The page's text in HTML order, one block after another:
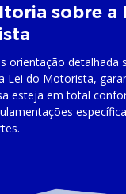
sobre a
orientação detalhada
Lei do Motorista,
esteja em total